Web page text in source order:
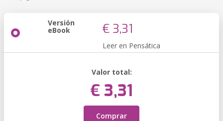
Versión
eBook € 3,31
Leer en Pensática
Valor total:
€ 3,31
Comprar